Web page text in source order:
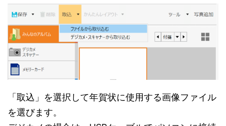
「取込」を選択して年賀状に使用する画像ファイル
を選びます。